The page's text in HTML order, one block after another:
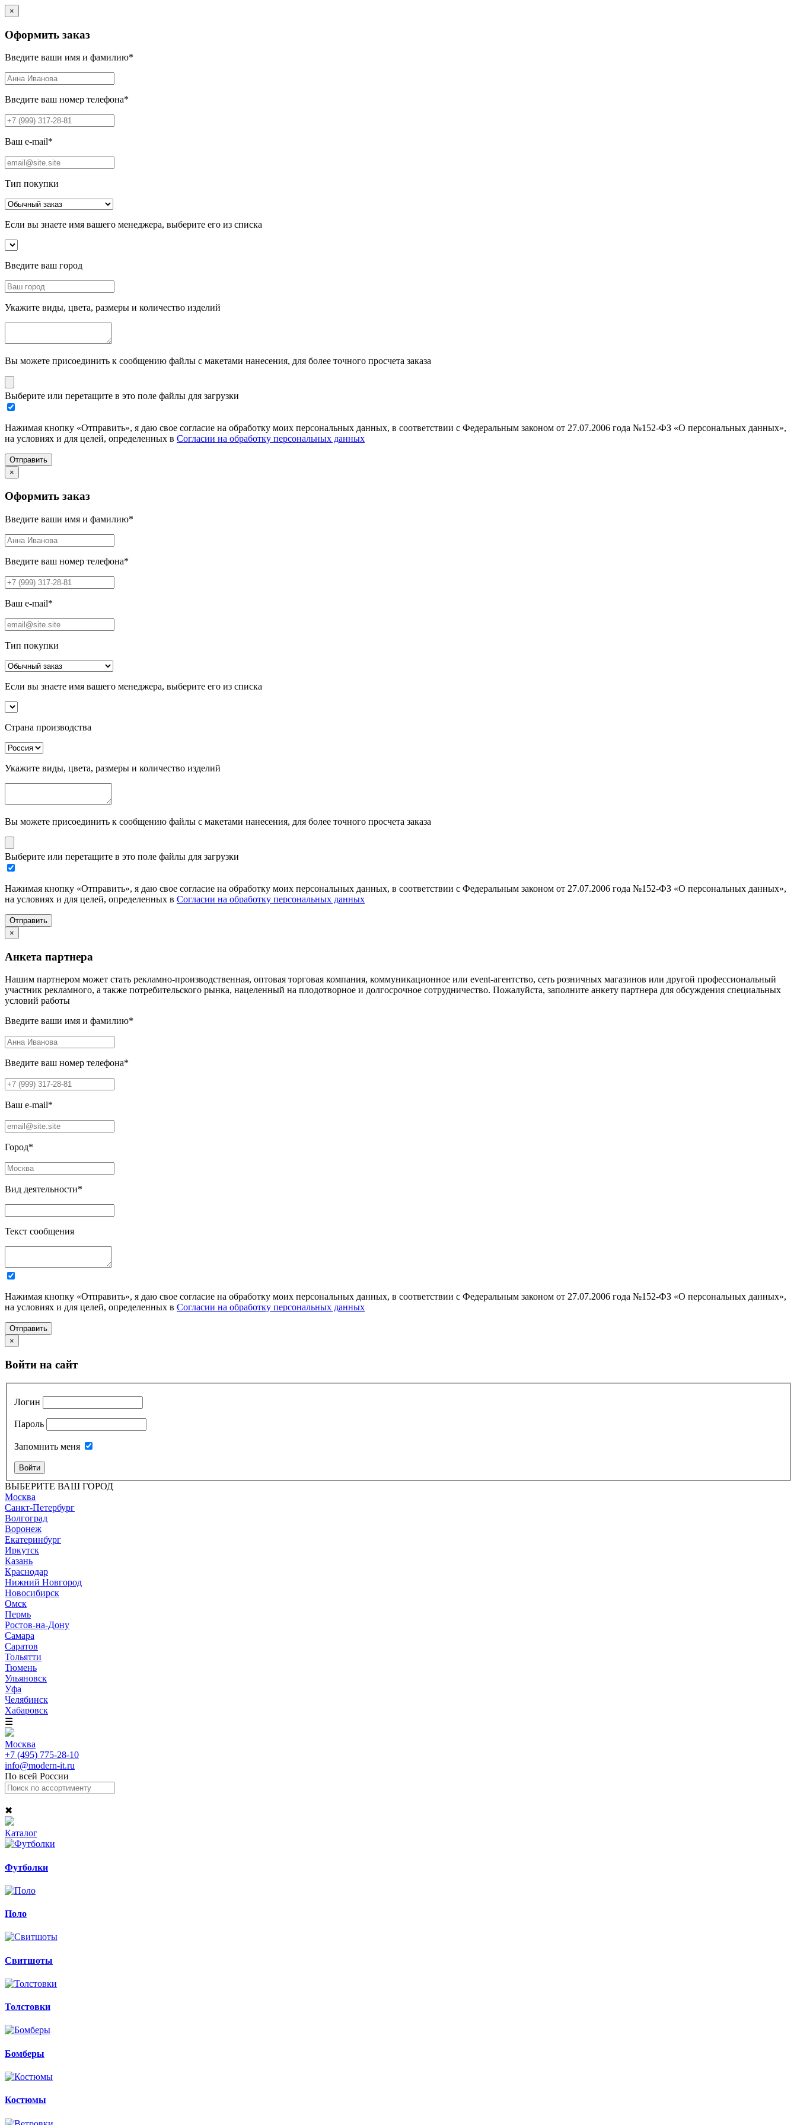
×
Оформить заказ
Введите ваши имя и фамилию*
Введите ваш номер телефона*
Ваш e-mail*
Тип покупки
Если вы знаете имя вашего менеджера, выберите его из списка
Введите ваш город
Укажите виды, цвета, размеры и количество изделий
Вы можете присоединить к сообщению файлы с макетами нанесения, для более точного просчета заказа
Выберите или перетащите в это поле файлы для загрузки
Нажимая кнопку «Отправить», я даю свое согласие на обработку моих персональных данных, в соответствии с Федеральным законом от 27.07.2006 года №152-ФЗ «О персональных данных»,
на условиях и для целей, определенных в Согласии на обработку персональных данных
Отправить
×
Оформить заказ
Введите ваши имя и фамилию*
Введите ваш номер телефона*
Ваш e-mail*
Тип покупки
Если вы знаете имя вашего менеджера, выберите его из списка
Страна производства
Укажите виды, цвета, размеры и количество изделий
Вы можете присоединить к сообщению файлы с макетами нанесения, для более точного просчета заказа
Выберите или перетащите в это поле файлы для загрузки
Нажимая кнопку «Отправить», я даю свое согласие на обработку моих персональных данных, в соответствии с Федеральным законом от 27.07.2006 года №152-ФЗ «О персональных данных»,
на условиях и для целей, определенных в Согласии на обработку персональных данных
Отправить
×
Анкета партнера
Нашим партнером может стать рекламно-производственная, оптовая торговая компания, коммуникационное или event-агентство, сеть розничных магазинов или другой профессиональный
участник рекламного, а также потребительского рынка, нацеленный на плодотворное и долгосрочное сотрудничество. Пожалуйста, заполните анкету партнера для обсуждения специальных
условий работы
Введите ваши имя и фамилию*
Введите ваш номер телефона*
Ваш e-mail*
Город*
Вид деятельности*
Текст сообщения
Нажимая кнопку «Отправить», я даю свое согласие на обработку моих персональных данных, в соответствии с Федеральным законом от 27.07.2006 года №152-ФЗ «О персональных данных»,
на условиях и для целей, определенных в Согласии на обработку персональных данных
Отправить
×
Войти на сайт
Логин
Пароль
Запомнить меня
Войти
ВЫБЕРИТЕ ВАШ ГОРОД
Москва
Санкт-Петербург
Волгоград
Воронеж
Екатеринбург
Иркутск
Казань
Краснодар
Нижний Новгород
Новосибирск
Омск
Пермь
Ростов-на-Дону
Самара
Саратов
Тольятти
Тюмень
Ульяновск
Уфа
Челябинск
Хабаровск
☰
Москва
+7 (495) 775-28-10
info@modern-it.ru
По всей России
✖
Каталог
Футболки
Поло
Свитшоты
Толстовки
Бомберы
Костюмы